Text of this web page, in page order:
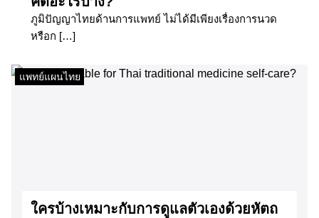
ภูมิปัญญาไทยด้านการแพทย์ ไม่ได้มีเพียงเรื่องการนวด
หรือก […]
แพทย์แผนไทย
ใครบ้างเหมาะกับการดูแลตัวเองด้วยหัตถ